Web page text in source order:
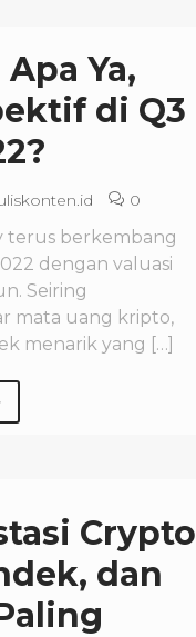
Ya,
di Q3
0
terus berkembang
dengan valuasi
Seiring
mata uang kripto,
menarik yang […]
Crypto
dan